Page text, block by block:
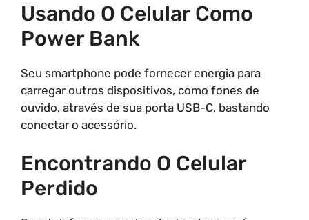
Usando O Celular Como
Power Bank
Seu smartphone pode fornecer energia para
carregar outros dispositivos, como fones de
ouvido, através de sua porta USB-C, bastando
conectar o acessório.
Encontrando O Celular
Perdido